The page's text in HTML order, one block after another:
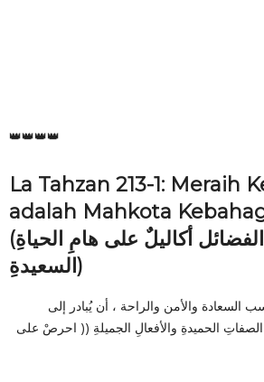
👑👑👑👑
La Tahzan 213-1: Meraih
adalah Mahkota
(اكتسابُ الفضائل أكاليلٌ على هامِ الحياةِ
السعيدةِ)
والأمن والراحة ، أن يُبادر إلى
الحميدةِ والأفعالِ الجميلةِ (( احرصْ على